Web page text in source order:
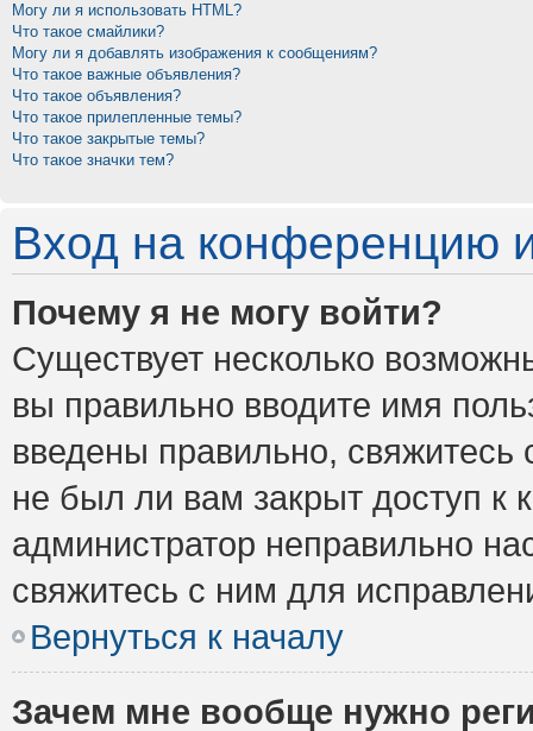
Могу ли я использовать HTML?
Что такое смайлики?
Могу ли я добавлять изображения к сообщениям?
Что такое важные объявления?
Что такое объявления?
Что такое прилепленные темы?
Что такое закрытые темы?
Что такое значки тем?
Вход на конференцию
Почему я не могу войти?
Существует несколько
вы правильно вводите имя
введены правильно,
не был ли вам закрыт доступ к
администратор неправильно
свяжитесь с ним для
Вернуться к началу
Зачем мне вообще нужно